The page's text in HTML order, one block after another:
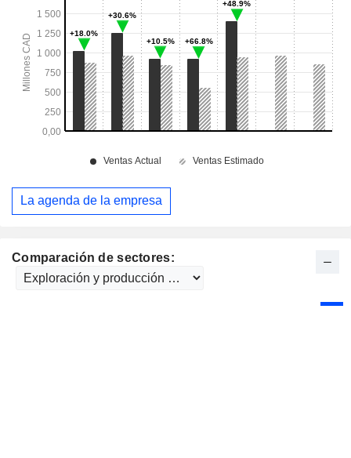
Comparación de sectores:
La agenda de la empresa